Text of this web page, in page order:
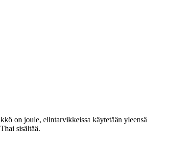
on joule, elintarvikkeissa käytetään yleensä
sisältää.